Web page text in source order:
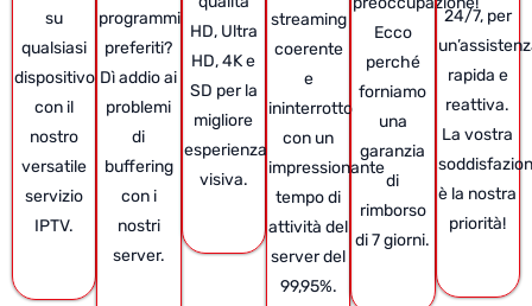
su
qualsiasi
dispositivo
con il
nostro
versatile
servizio
IPTV.
programmi
preferiti?
Dì addio ai
problemi
di
buffering
con i
nostri
server.
HD, Ultra
HD, 4K e
SD per la
migliore
esperienza
visiva.
streaming
coerente
e
ininterrotto
con un
impressionante
tempo di
attività del
server del
99,95%.
Ecco
perché
forniamo
una
garanzia
di
rimborso
di 7 giorni.
24/7, per
rapida e
reattiva.
La vostra
è la nostra
priorità!